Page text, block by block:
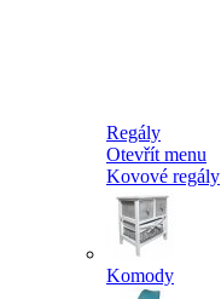
Regály
Otevřít menu
Kovové regály
Komody